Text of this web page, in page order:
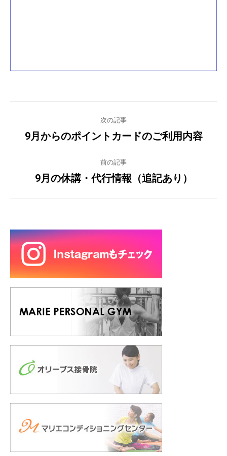
navigation
次の記事
Previous
9月からのポイントカードのご利用内容
前の記事
Next
9月の休講・代行情報（追記あり）